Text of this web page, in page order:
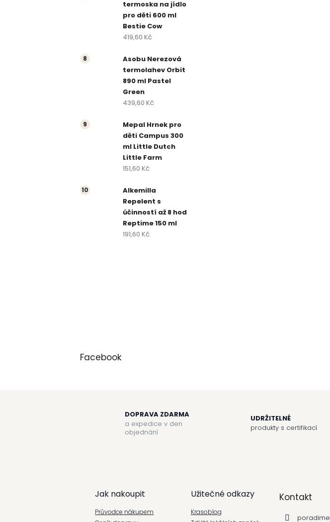
termoska na jídlo
pro děti 600 ml
Bestie Cow
419,60 Kč
Asobu Nerezová
termolahev Orbit
890 ml Pastel
Green
439,60 Kč
Mepal Hrnek pro
děti Campus 300
ml Little Dutch
Little Farm
151,60 Kč
Alkemilla
Repelent s
účinností až 8 hod
Reptime 150 ml
191,60 Kč
Facebook
DOPRAVA ZDARMA
a expedice v den
objednání
UDRŽITELNÉ
produkty s certifikací
Jak nakoupit
Průvodce nákupem
Užitečné odkazy
Krasoblog
Kontakt
poradime